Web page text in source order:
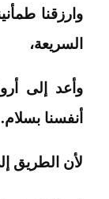
وارزقنا
السريعة،
وأعد إلى
أنفسنا بسلام.
لأن الطريق